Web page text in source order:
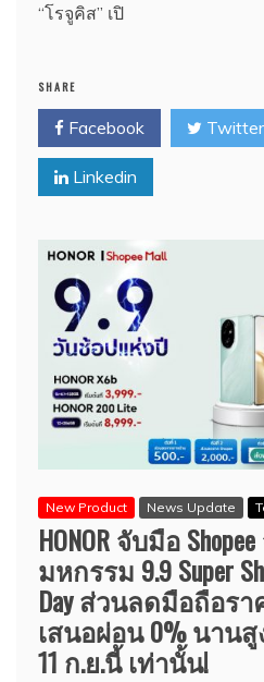
“โรจูคิส” เปิ
SHARE
Facebook Twitter
Linkedin
New Product News Update
HONOR จับมือ
มหกรรม 9.9 Super
Day ส่วนลดมือถือร
เสนอผ่อน 0% นาน
11 ก.ย.นี้ เท่านั้น!